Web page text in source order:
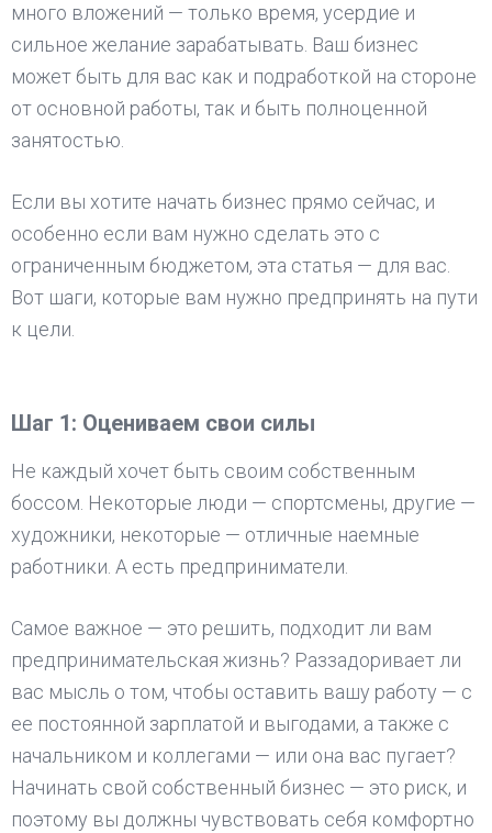
много вложений — только время, усердие и
сильное желание зарабатывать. Ваш бизнес
может быть для вас как и подработкой на стороне
от основной работы, так и быть полноценной
занятостью.
Если вы хотите начать бизнес прямо сейчас, и
особенно если вам нужно сделать это с
ограниченным бюджетом, эта статья — для вас.
Вот шаги, которые вам нужно предпринять на пути
к цели.
Шаг 1: Оцениваем свои силы
Не каждый хочет быть своим собственным
боссом. Некоторые люди — спортсмены, другие —
художники, некоторые — отличные наемные
работники. А есть предприниматели.
Самое важное — это решить, подходит ли вам
предпринимательская жизнь? Раззадоривает ли
вас мысль о том, чтобы оставить вашу работу — с
ее постоянной зарплатой и выгодами, а также с
начальником и коллегами — или она вас пугает?
Начинать свой собственный бизнес — это риск, и
поэтому вы должны чувствовать себя комфортно